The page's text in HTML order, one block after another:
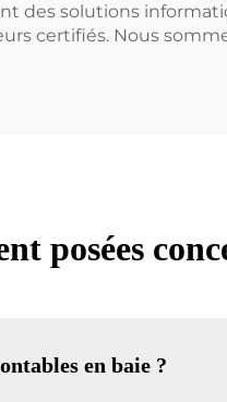
des solutions
certifiés. Nous
posées
en baie ?